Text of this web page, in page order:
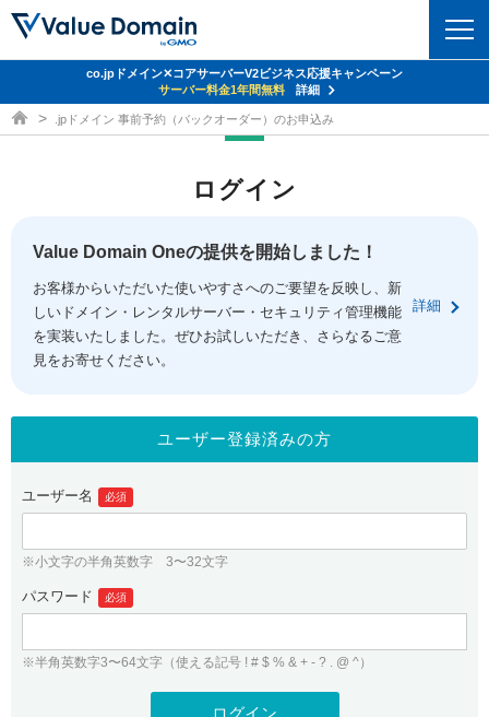
ドメイントップ
ドメイン移管
ドメイン価格一覧
ドメイン一括検索
.jpドメインオークション
gTLDオークション NEW!
.jpドメインバックオーダー
プレミアムドメイン
人気ドメインの種類
WHOIS検索
コアサーバー
バリューサーバー
XREA
セキュリティトップ
Value Domain ネットde診断
SSL証明書
サービストップ
お得意様割引
紹介制度
バリュードメインAPI
ドメイン・ホスティングOEM
facebook
ログイン
従来のバリュードメインをご利用希望の方
Value Domainにログイン
ユーザー登録
co.jpドメイン✕コアサーバーV2ビジネス応援キャンペーン
サーバー料金1年間無料
詳細
ドメイン取得ならバリュードメイン
.jpドメイン 事前予約（バックオーダー）のお申込み
ログイン
Value Domain Oneの提供を開始しました！
お客様からいただいた使いやすさへのご要望を反映し、新
しいドメイン・レンタルサーバー・セキュリティ管理機能
を実装いたしました。ぜひお試しいただき、さらなるご意
見をお寄せください。
詳細
ユーザー登録済みの方
ユーザー名 必須
※小文字の半角英数字 3〜32文字
パスワード 必須
※半角英数字3〜64文字（使える記号 ! # $ % & + - ? . @ ^）